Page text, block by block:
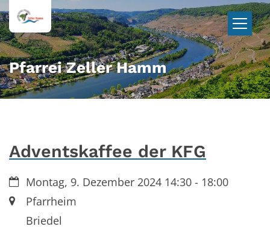
Zum Inhalt springen
Pfarrei Zeller Hamm
Adventskaffee der KFG
Datum:Montag, 9. Dezember 2024 14:30 - 18:00
Ort:Pfarrheim
Briedel